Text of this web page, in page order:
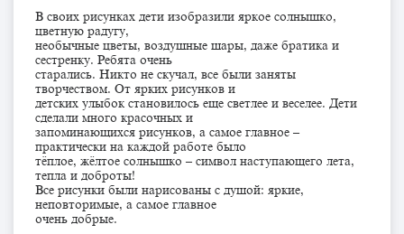
В своих рисунках дети изобразили яркое солнышко,
цветную радугу,
необычные цветы, воздушные шары, даже братика и
сестренку. Ребята очень
старались. Никто не скучал, все были заняты
творчеством. От ярких рисунков и
детских улыбок становилось еще светлее и веселее. Дети
сделали много красочных и
запоминающихся рисунков, а самое главное –
практически на каждой работе было
тёплое, жёлтое солнышко – символ наступающего лета,
тепла и доброты!
Все рисунки были нарисованы с душой: яркие,
неповторимые, а самое главное
очень добрые.